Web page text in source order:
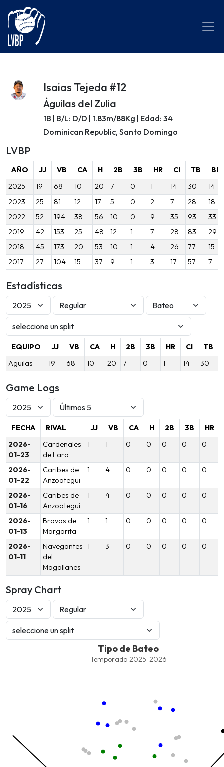
Isaias Tejeda #12
Águilas del Zulia
1B | B/L: D/D | 1.83m/88Kg | Edad: 34
Dominican Republic, Santo Domingo
LVBP
AÑO JJ VB CA H 2B 3B HR CI TB
BB
2025
19 68 10 20 7 0 1 14 30
14
2023
25 81 12 17 5 0 2 7 28
18
2022
52 194 38 56 10 0 9 35 93
33
2019
42 153 25 48 12 1 7 28 83
29
2018
45 173 20 53 10 1 4 26 77
15
2017
27 104 15 37 9 1 3 17 57 7
Estadísticas
EQUIPO JJ VB CA H 2B 3B HR CI
TB
Aguilas
19 68 10 20 7 0 1 14 30
Game Logs
FECHA RIVAL JJ VB CA H 2B 3B
HR
2026-
01-23
Cardenales
de Lara
1 1 0 0 0 0 0
2026-
01-22
Caribes de
Anzoategui
1 4 0 0 0 0 0
2026-
01-16
Caribes de
Anzoategui
1 4 0 0 0 0 0
2026-
01-13
Bravos de
Margarita
1 1 0 0 0 0 0
2026-
01-11
Navegantes
del
Magallanes
1 3 0 0 0 0 0
Spray Chart
Combination chart with 8 data series.
The chart has 1 X axis displaying values. Data ranges from -
The chart has 1 Y axis displaying values. Data ranges from -
Tipo de Bateo
Temporada 2025-2026